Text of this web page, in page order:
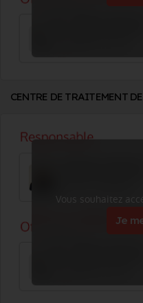
CENTRE DE TRAITEMENT
Vous souhaitez
Je